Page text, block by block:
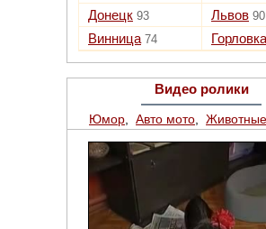
Донецк 93 Львов 90
Винница 74 Горловка
Видео ролики
Юмор Авто мото Животные